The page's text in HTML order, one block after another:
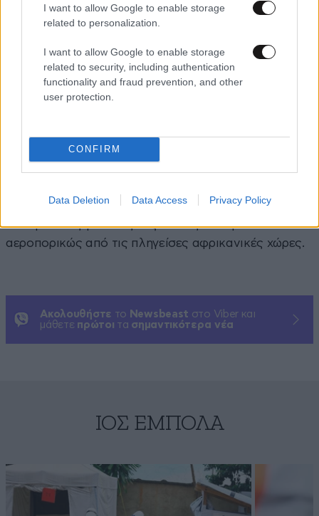
I want to allow Google to enable storage
related to personalization.
I want to allow Google to enable storage
related to security, including authentication
functionality and fraud prevention, and other
user protection.
CONFIRM
Data Deletion Data Access Privacy Policy
σύνορα: ένας θάνατος και ένα κρούσμα έχουν
καταγραφεί στην Ουγκάντα. Πρόκειται για δύο
υπηκόους της ΛΔ Κονγκό, ενώ δεν έχει αναφερθεί
κάποιο τοπικό κρούσμα.
Από χθες η Ουάσινγκτον «συμβουλεύει έντονα»
ενώ ανακοίνωσε ότι για ένα μήνα θα απαγορεύσει
ενισχύσουν τους υγειονομικούς ελέγχους στα
σύνορά τους για τους ταξιδιώτες που φτάνουν
αεροπορικώς από τις πληγείσες αφρικανικές χώρες.
Ακολουθήστε το Newsbeast στο Viber και
μάθετε πρώτοι τα σημαντικότερα νέα
ΙΌΣ ΈΜΠΟΛΑ